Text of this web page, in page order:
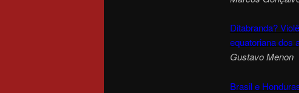
Ditabranda?
equatoriana dos
Gustavo Menon
Brasil e